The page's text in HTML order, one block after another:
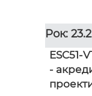
Рок:
ESC51-
-